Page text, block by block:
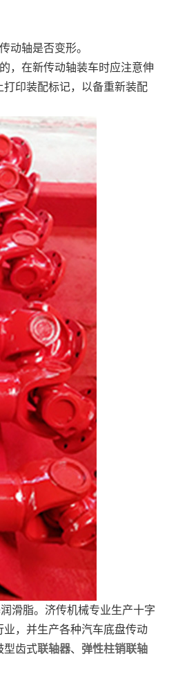
动轴是否变形。
，在新传动轴装车时应注意伸
印装配标记，以备重新装配
滑脂。济传机械专业生产十字
，并生产各种汽车底盘传动
型齿式联轴器、 弹性柱销联轴